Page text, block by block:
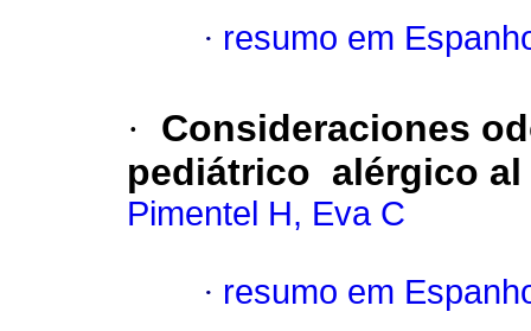
· resumo em
·
Consideraciones
pediátrico alérgico al
Pimentel H, Eva C
· resumo em